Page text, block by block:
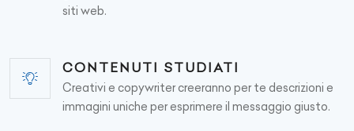
siti web.
CONTENUTI STUDIATI
Creativi e copywriter creeranno per te descrizioni e
immagini uniche per esprimere il messaggio giusto.